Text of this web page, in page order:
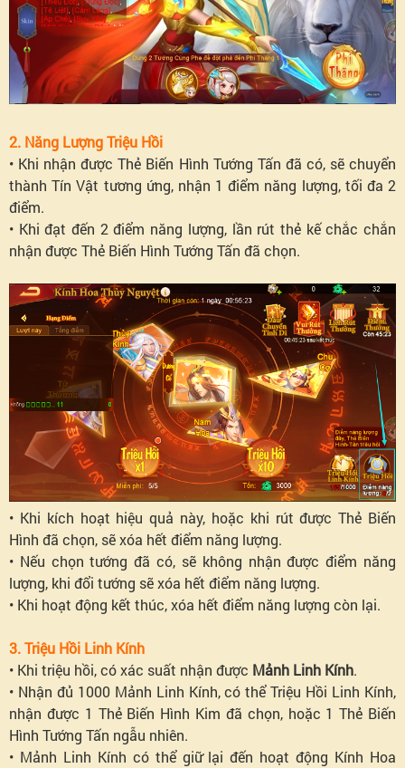
2. Năng Lượng Triệu Hồi
• Khi nhận được Thẻ Biến Hình Tướng Tấn đã có, sẽ chuyển
thành Tín Vật tương ứng, nhận 1 điểm năng lượng, tối đa 2
điểm.
• Khi đạt đến 2 điểm năng lượng, lần rút thẻ kế chắc chắn
nhận được Thẻ Biến Hình Tướng Tấn đã chọn.
• Khi kích hoạt hiệu quả này, hoặc khi rút được Thẻ Biến
Hình đã chọn, sẽ xóa hết điểm năng lượng.
• Nếu chọn tướng đã có, sẽ không nhận được điểm năng
lượng, khi đổi tướng sẽ xóa hết điểm năng lượng.
• Khi hoạt động kết thúc, xóa hết điểm năng lượng còn lại.
3. Triệu Hồi Linh Kính
• Khi triệu hồi, có xác suất nhận được Mảnh Linh Kính.
• Nhận đủ 1000 Mảnh Linh Kính, có thể Triệu Hồi Linh Kính,
nhận được 1 Thẻ Biến Hình Kim đã chọn, hoặc 1 Thẻ Biến
Hình Tướng Tấn ngẫu nhiên.
• Mảnh Linh Kính có thể giữ lại đến hoạt động Kính Hoa